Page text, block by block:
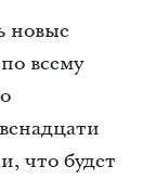
новые
всему
что будет